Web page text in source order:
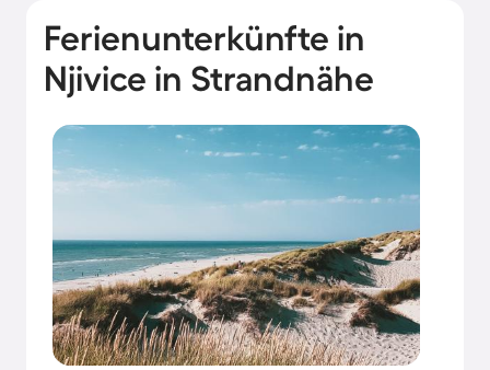
Ferienunterkünfte in
Njivice in Strandnähe